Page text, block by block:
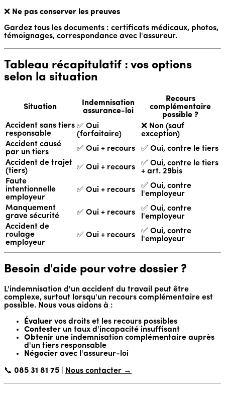
❌ Ne pas conserver les preuves
Gardez tous les documents : certificats médicaux, photos,
témoignages, correspondance avec l'assureur.
Tableau récapitulatif : vos options
selon la situation
Situation
Indemnisation
assurance-loi
Recours
complémentaire
possible ?
Accident sans tiers
responsable
✅ Oui
(forfaitaire)
❌ Non (sauf
exception)
Accident causé
par un tiers
✅ Oui + recours
✅ Oui, contre le tiers
Accident de trajet
(tiers)
✅ Oui + recours
✅ Oui, contre le tiers
+ art. 29bis
Faute
intentionnelle
employeur
✅ Oui + recours
✅ Oui, contre
l'employeur
Manquement
grave sécurité
✅ Oui + recours
✅ Oui, contre
l'employeur
Accident de
roulage
employeur
✅ Oui + recours
✅ Oui, contre
l'employeur
Besoin d'aide pour votre dossier ?
L'indemnisation d'un accident du travail peut être
complexe, surtout lorsqu'un recours complémentaire est
possible. Nous vous aidons à :
Évaluer vos droits et les recours possibles
Contester un taux d'incapacité insuffisant
Obtenir une indemnisation complémentaire auprès
d'un tiers responsable
Négocier avec l'assureur-loi
📞 085 31 81 75 Nous contacter →